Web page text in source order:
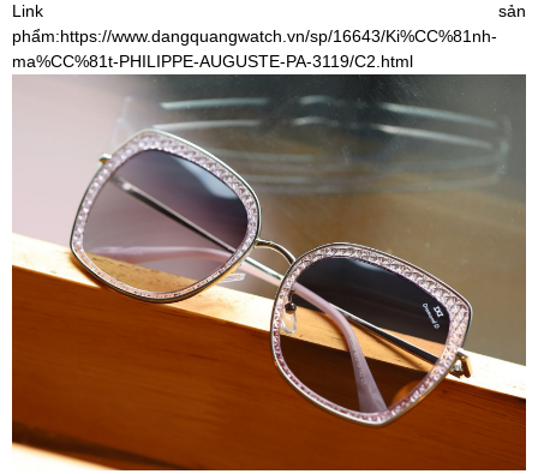
Link sản
phẩm:https://www.dangquangwatch.vn/sp/16643/Ki%CC%81nh-
ma%CC%81t-PHILIPPE-AUGUSTE-PA-3119/C2.html